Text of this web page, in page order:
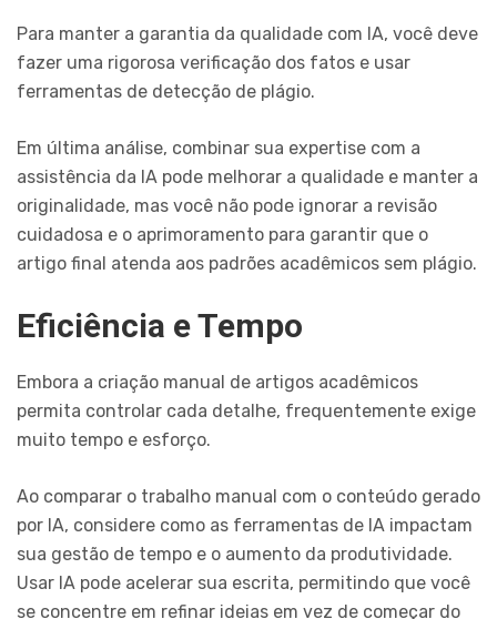
Para manter a garantia da qualidade com IA, você deve
fazer uma rigorosa verificação dos fatos e usar
ferramentas de detecção de plágio.
Em última análise, combinar sua expertise com a
assistência da IA pode melhorar a qualidade e manter a
originalidade, mas você não pode ignorar a revisão
cuidadosa e o aprimoramento para garantir que o
artigo final atenda aos padrões acadêmicos sem plágio.
Eficiência e Tempo
Embora a criação manual de artigos acadêmicos
permita controlar cada detalhe, frequentemente exige
muito tempo e esforço.
Ao comparar o trabalho manual com o conteúdo gerado
por IA, considere como as ferramentas de IA impactam
sua gestão de tempo e o aumento da produtividade.
Usar IA pode acelerar sua escrita, permitindo que você
se concentre em refinar ideias em vez de começar do